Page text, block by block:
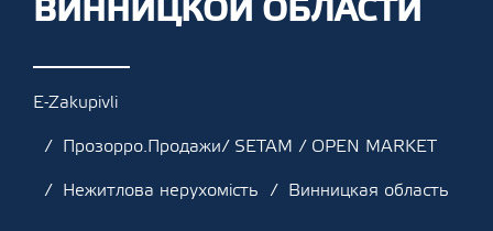
ВИННИЦКОЙ ОБЛАСТИ
E-Zakupivli
Прозорро.Продажи/ SETAM / OPEN MARKET
Нежитлова нерухомість
Винницкая область